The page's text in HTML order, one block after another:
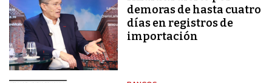
demoras de hasta cuatro
días en registros de
importación